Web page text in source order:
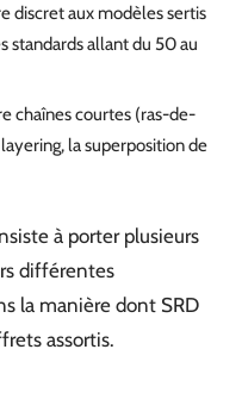
discret aux modèles sertis
standards allant du 50 au
chaînes courtes (ras-de-
la superposition de
à porter plusieurs
différentes
la manière dont SRD
assortis.